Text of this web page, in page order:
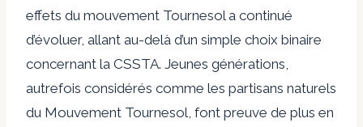
effets du mouvement Tournesol a continué
d’évoluer, allant au-delà d’un simple choix binaire
concernant la CSSTA. Jeunes générations
autrefois considérés comme les partisans naturels
du Mouvement Tournesol, font preuve de plus en